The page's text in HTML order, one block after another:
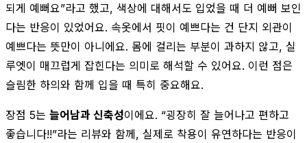
되게 예뻐요”라고 했고, 색상에 대해서도 입었을 때 더 예뻐 보인
다는 반응이 있었어요. 속옷에서 핏이 예쁘다는 건 단지 외관이
예쁘다는 뜻만이 아니에요. 몸에 걸리는 부분이 과하지 않고, 실
루엣이 매끄럽게 잡힌다는 의미로 해석할 수 있어요. 이런 점은
슬림한 하의와 함께 입을 때 특히 중요해요.
장점 5는 늘어남과 신축성이에요. “굉장히 잘 늘어나고 편하고
좋습니다!!”라는 리뷰와 함께, 실제로 착용이 유연하다는 반응이